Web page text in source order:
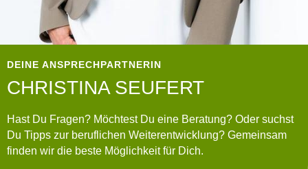
DEINE ANSPRECHPARTNERIN
CHRISTINA SEUFERT
Hast Du Fragen? Möchtest Du eine Beratung? Oder suchst
Du Tipps zur beruflichen Weiterentwicklung? Gemeinsam
finden wir die beste Möglichkeit für Dich.